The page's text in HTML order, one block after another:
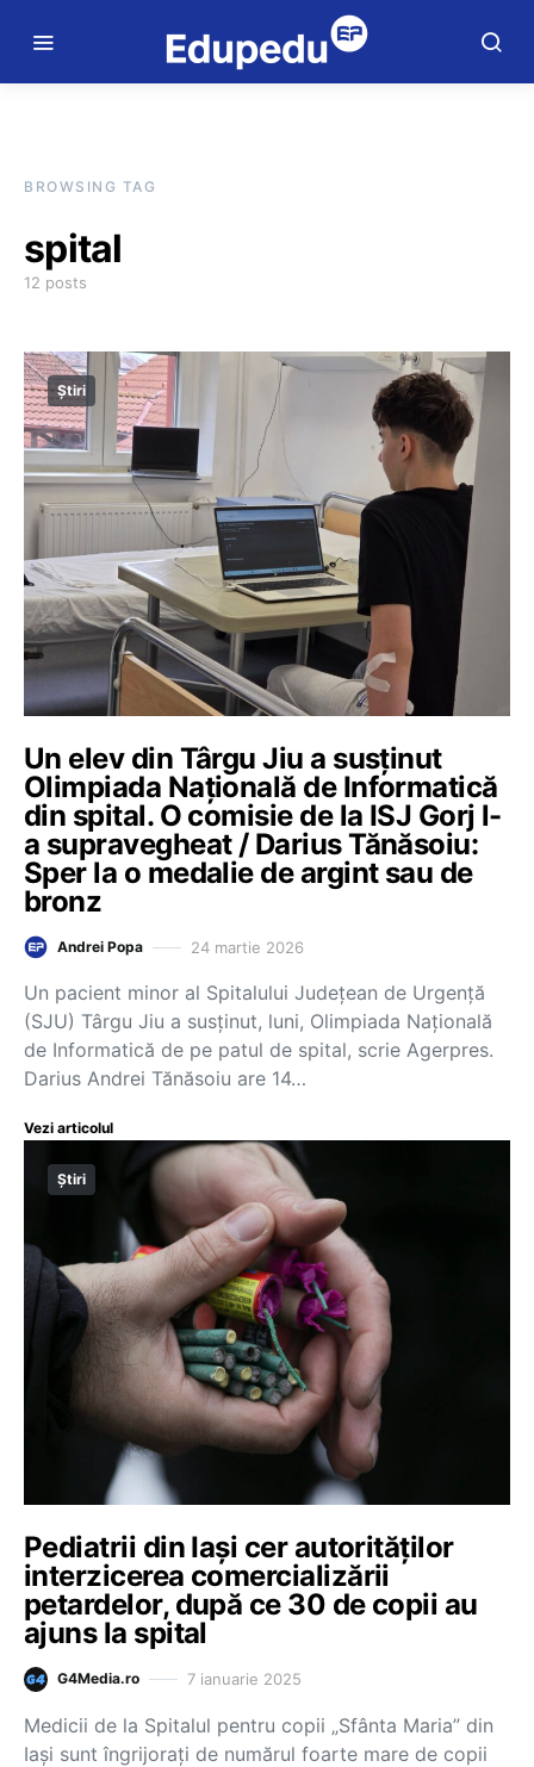
BROWSING TAG
spital
12 posts
Știri
Un elev din Târgu Jiu a susținut
Olimpiada Națională de Informatică
din spital. O comisie de la ISJ Gorj l-
a supravegheat / Darius Tănăsoiu:
Sper la o medalie de argint sau de
bronz
Andrei Popa 24 martie 2026
Un pacient minor al Spitalului Județean de Urgență
(SJU) Târgu Jiu a susținut, luni, Olimpiada Națională
de Informatică de pe patul de spital, scrie Agerpres.
Darius Andrei Tănăsoiu are 14…
Vezi articolul
Știri
Pediatrii din Iași cer autorităților
interzicerea comercializării
petardelor, după ce 30 de copii au
ajuns la spital
G4Media.ro 7 ianuarie 2025
Medicii de la Spitalul pentru copii „Sfânta Maria” din
Iaşi sunt îngrijoraţi de numărul foarte mare de copii